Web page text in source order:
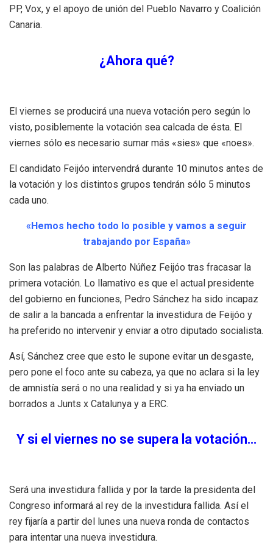
PP, Vox, y el apoyo de unión del Pueblo Navarro y Coalición
Canaria.
¿Ahora qué?
El viernes se producirá una nueva votación pero según lo
visto, posiblemente la votación sea calcada de ésta. El
viernes sólo es necesario sumar más «sies» que «noes».
El candidato Feijóo intervendrá durante 10 minutos antes de
la votación y los distintos grupos tendrán sólo 5 minutos
cada uno.
«Hemos hecho todo lo posible y vamos a seguir
trabajando por España»
Son las palabras de Alberto Núñez Feijóo tras fracasar la
primera votación. Lo llamativo es que el actual presidente
del gobierno en funciones, Pedro Sánchez ha sido incapaz
de salir a la bancada a enfrentar la investidura de Feijóo y
ha preferido no intervenir y enviar a otro diputado socialista.
Así, Sánchez cree que esto le supone evitar un desgaste,
pero pone el foco ante su cabeza, ya que no aclara si la ley
de amnistía será o no una realidad y si ya ha enviado un
borrados a Junts x Catalunya y a ERC.
Y si el viernes no se supera la votación…
Será una investidura fallida y por la tarde la presidenta del
Congreso informará al rey de la investidura fallida. Así el
rey fijaría a partir del lunes una nueva ronda de contactos
para intentar una nueva investidura.